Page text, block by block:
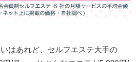
はあれど、セルフエステ大手の